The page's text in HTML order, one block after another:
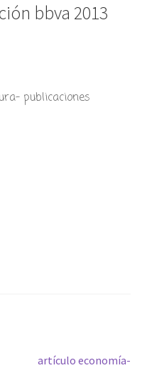
bbva 2013
publicaciones
Siguiente:
artículo economía-